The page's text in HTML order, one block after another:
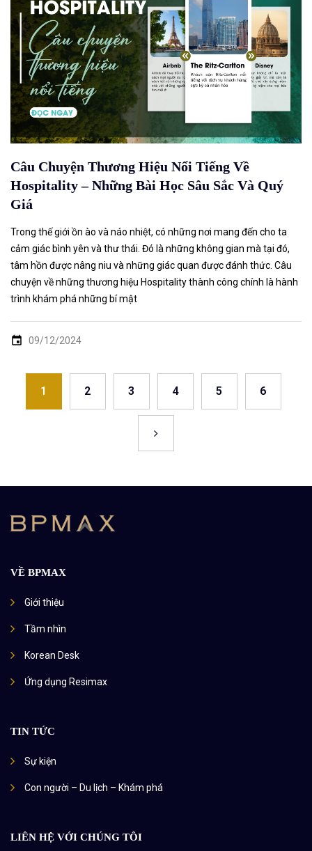
Câu Chuyện Thương Hiệu Nổi Tiếng Về
Hospitality – Những Bài Học Sâu Sắc Và Quý
Giá
Trong thế giới ồn ào và náo nhiệt, có những nơi mang đến cho ta
cảm giác bình yên và thư thái. Đó là những không gian mà tại đó,
tâm hồn được nâng niu và những giác quan được đánh thức. Câu
chuyện về những thương hiệu Hospitality thành công chính là hành
trình khám phá những bí mật
09/12/2024
1 2 3 4 5 6
VỀ BPMAX
Giới thiệu
Tầm nhìn
Korean Desk
Ứng dụng Resimax
TIN TỨC
Sự kiện
Con người – Du lịch – Khám phá
LIÊN HỆ VỚI CHÚNG TÔI